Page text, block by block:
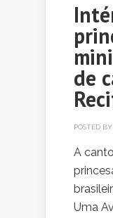
de
POSTED BY
A
Uma